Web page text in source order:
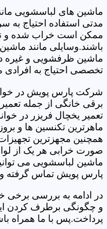
ماشین های لباسشویی
مدتی استفاده احتیاج به
ممکن است خراب شده و
باشند.وسایلی مانند
ماشین ظرفشویی و غیره
تخصصی احتیاج به افرادی
شرکت پارس پویش در
برقی خانگی از جمله
تعمیر یخچال فریزر در
ماهرترین تکنسین ها و
همچنین مجهزترین
صورت خرابی هر یک از
ماشین لباسشویی می
پارس پویش تماس گرفته و
در ادامه به بررسی برخی
و چگونگی برطرف کردن
پرداخت.پس با ما همراه